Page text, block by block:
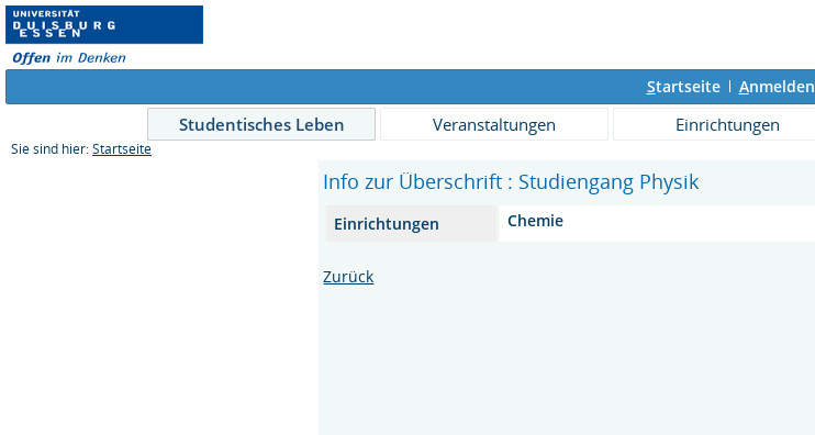
Startseite Anmelden
Studentisches Leben Veranstaltungen Einrichtungen
Sie sind hier: Startseite
Info zur Überschrift : Studiengang Physik
Einrichtungen Chemie
Zurück